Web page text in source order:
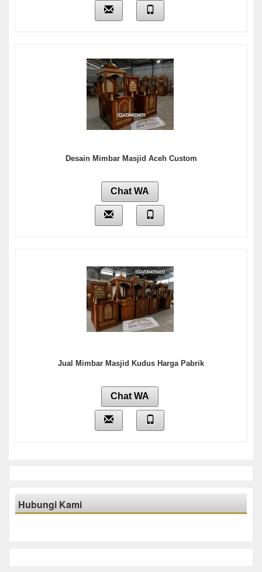
Desain Mimbar Masjid Aceh Custom
Chat WA
Jual Mimbar Masjid Kudus Harga Pabrik
Chat WA
Hubungi Kami